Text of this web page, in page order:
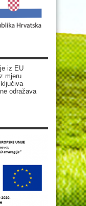
iz EU
mjeru
odražava